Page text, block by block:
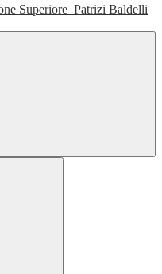
Superiore Patrizi Baldelli